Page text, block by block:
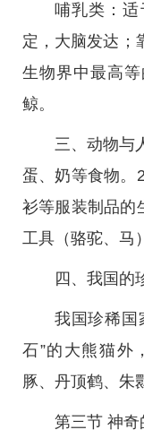
哺乳类：
定，大脑发达；
生物界中最高等
鲸。
三、动物与
蛋、奶等食物。
衫等服装制品的
工具（骆驼、马
四、我国的
我国珍稀国
石”的大熊猫外
豚、丹顶鹤、朱
第三节 神奇